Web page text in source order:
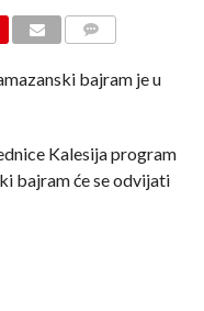
bajram je u
Kalesija program
bajram će se odvijati